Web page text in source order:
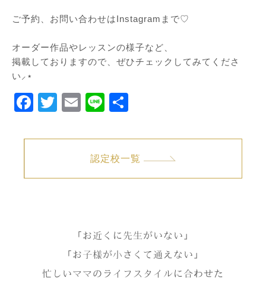
ご予約、お問い合わせはInstagramまで♡
オーダー作品やレッスンの様子など、
掲載しておりますので、ぜひチェックしてみてくださ
い⸝⋆
Facebook
Twitter
EmailLine
認定校一覧
「お近くに先生がいない」
「お子様が小さくて通えない」
忙しいママのライフスタイルに合わせた